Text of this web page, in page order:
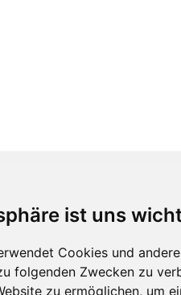
ist uns
Cookies und
folgenden Zwecken zu
zu ermöglichen, um
Erhalten Sie
Immobilie.